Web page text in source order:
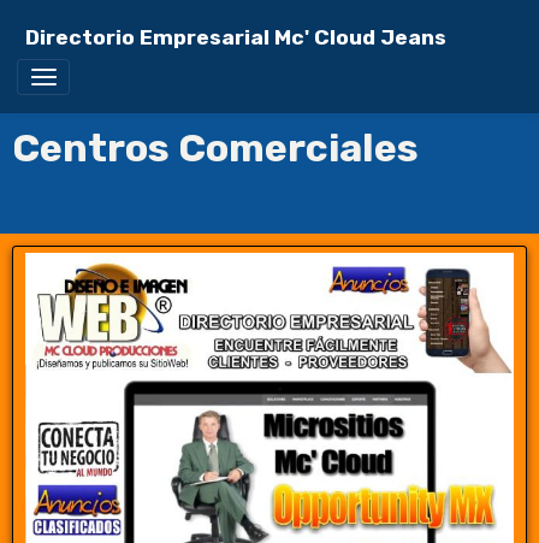
Directorio Empresarial Mc' Cloud Jeans
Centros Comerciales